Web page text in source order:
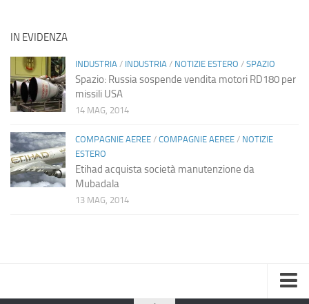
IN EVIDENZA
INDUSTRIA / INDUSTRIA / NOTIZIE ESTERO / SPAZIO
Spazio: Russia sospende vendita motori RD180 per
missili USA
14 MAG, 2014
COMPAGNIE AEREE / COMPAGNIE AEREE / NOTIZIE
ESTERO
Etihad acquista società manutenzione da
Mubadala
13 MAG, 2014